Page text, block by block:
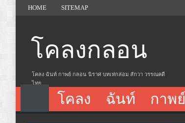
HOME SITEMAP
โคลงกลอน
โคลง ฉันท์ กาพย์ กลอน นิราศ บทเห่กล่อม สักวา วรรณคดี
ไทย
โคลง ฉันท์ กาพย์